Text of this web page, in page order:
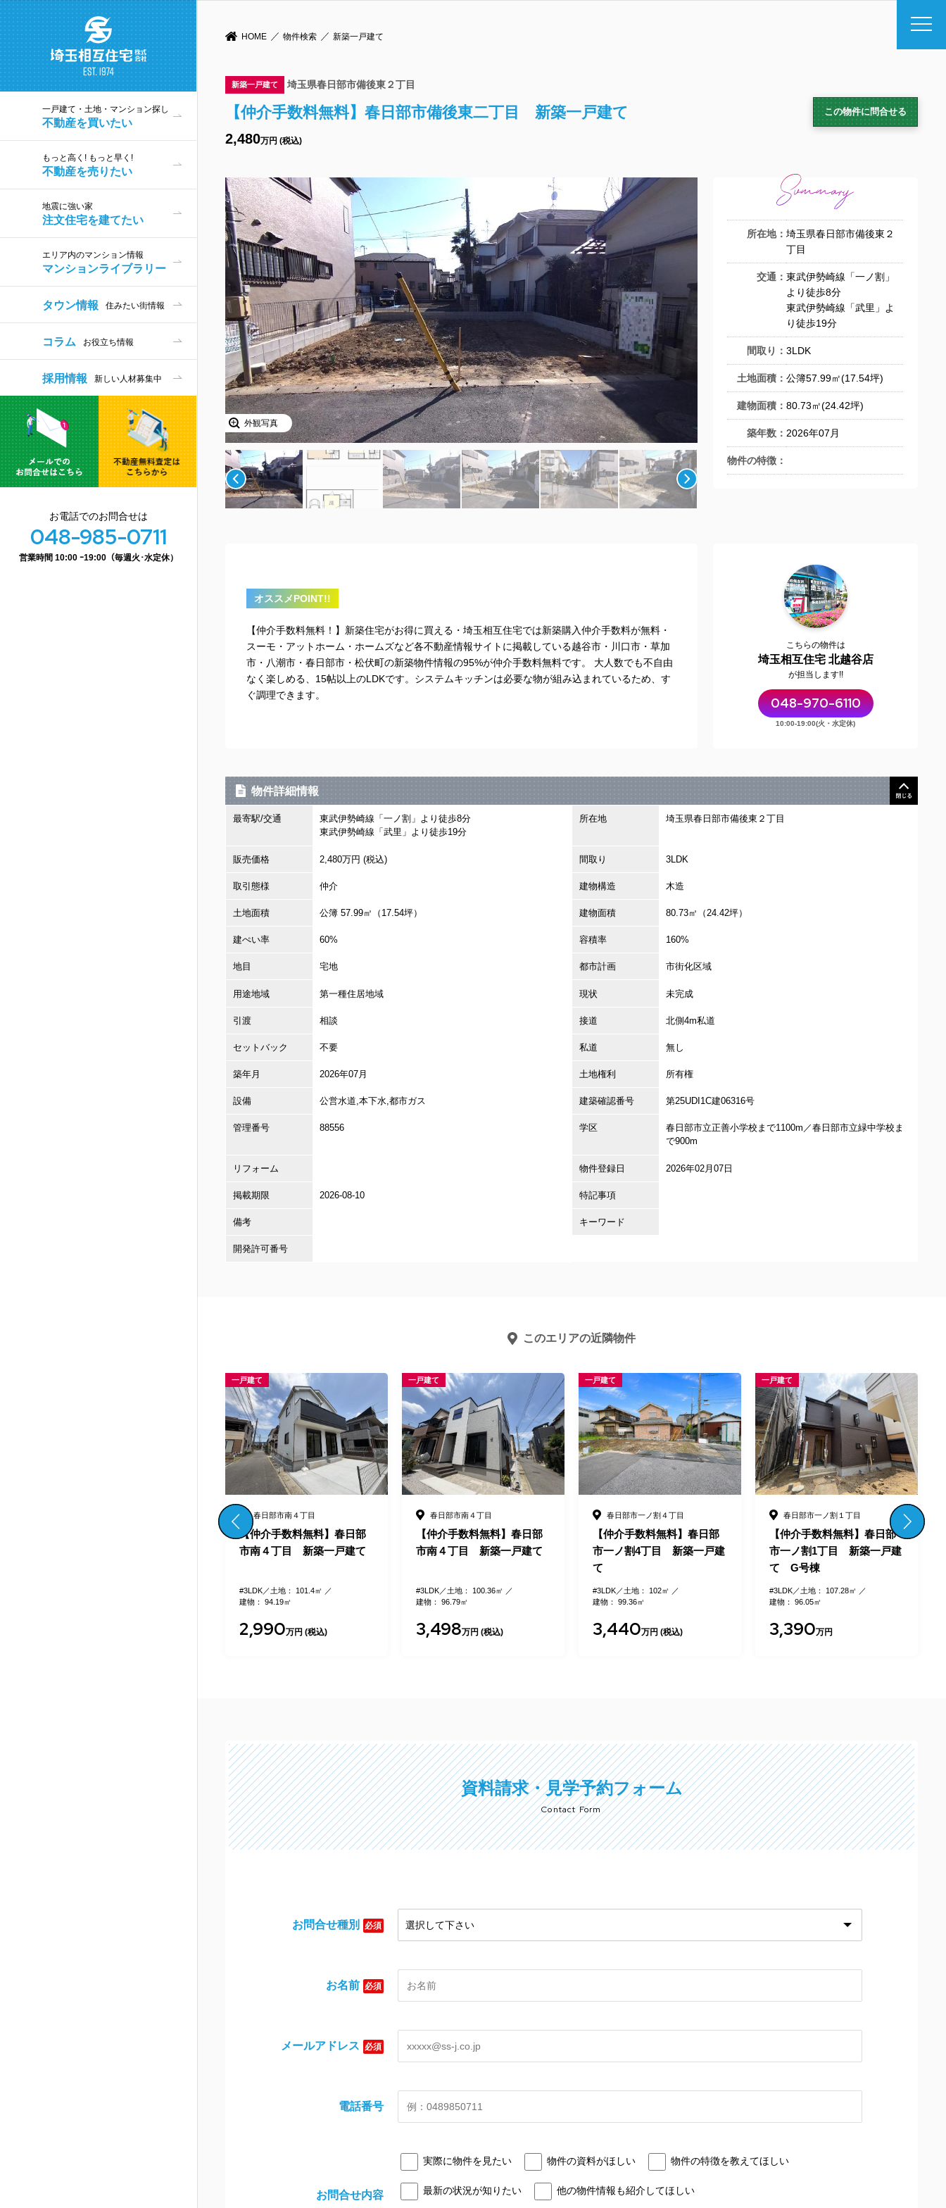
HOME 物件検索 新築一戸建て
新築一戸建て 埼玉県春日部市備後東２丁目
【仲介手数料無料】春日部市備後東二丁目 新築一戸建て
2,480万円 (税込)
この物件に問合せる
採光で開放感あるお部屋！マルエツ一の割店徒歩4
外観写真
所在地：埼玉県春日部市備後東２
丁目
交通：東武伊勢崎線「一ノ割」
より徒歩8分
東武伊勢崎線「武里」よ
り徒歩19分
間取り：3LDK
土地面積：公簿57.99㎡(17.54坪)
建物面積：80.73㎡(24.42坪)
築年数： 2026年07月
物件の特徴：
オススメPOINT!!
【仲介手数料無料！】新築住宅がお得に買える・埼玉相互住宅では新築購入仲介手数料が無料・
スーモ・アットホーム・ホームズなど各不動産情報サイトに掲載している越谷市・川口市・草加
市・八潮市・春日部市・松伏町の新築物件情報の95%が仲介手数料無料です。 大人数でも不自由
なく楽しめる、15帖以上のLDKです。システムキッチンは必要な物が組み込まれているため、す
ぐ調理できます。
こちらの物件は
埼玉相互住宅 北越谷店
が担当します!!
048-970-6110
10:00-19:00(火・水定休)
物件詳細情報
最寄駅/交通
東武伊勢崎線「一ノ割」より徒歩8分
東武伊勢崎線「武里」より徒歩19分
所在地 埼玉県春日部市備後東２丁目
販売価格 2,480万円 (税込) 間取り 3LDK
取引態様 仲介 建物構造 木造
土地面積 公簿 57.99㎡（17.54坪） 建物面積 80.73㎡（24.42坪）
建ぺい率 60% 容積率 160%
地目 宅地 都市計画 市街化区域
用途地域 第一種住居地域 現状 未完成
引渡 相談 接道 北側4m私道
セットバック 不要 私道 無し
築年月 2026年07月 土地権利 所有権
設備 公営水道,本下水,都市ガス 建築確認番号 第25UDI1C建06316号
管理番号 88556 学区
春日部市立正善小学校まで1100m／春日部市立緑中学校ま
で900m
リフォーム 物件登録日 2026年02月07日
掲載期限 2026-08-10 特記事項
備考 キーワード
開発許可番号
このエリアの近隣物件
一戸建て
春日部市南４丁目
【仲介手数料無料】春日部
市南４丁目 新築一戸建て
#3LDK
土地： 100.36㎡
建物： 96.79㎡
3,498万円 (税込)
一戸建て
春日部市一ノ割４丁目
【仲介手数料無料】春日部
市一ノ割4丁目 新築一戸建
#3LDK
土地： 102㎡
建物： 99.36㎡
3,440万円 (税込)
一戸建て
春日部市一ノ割１丁目
【仲介手数料無料】春日部
市一ノ割1丁目 新築一戸建
て G号棟
#3LDK
土地： 107.28㎡
建物： 96.05㎡
3,390万円
一戸建て
春日部市一ノ割１丁目
【仲介手数料無料】春日部
市一ノ割1丁目 新築一戸建
て H号棟
#3LDK
土地： 106.84㎡
建物： 95.64㎡
3,390万円
資料請求・見学予約フォーム
Contact Form
お問合せ種別 必須
お名前 必須
メールアドレス 必須
電話番号
お問合せ内容
実際に物件を見たい 物件の資料がほしい 物件の特徴を教えてほしい
最新の状況が知りたい 他の物件情報も紹介してほしい
一戸建て・土地・マンション探し
不動産を買いたい
もっと高く! もっと早く!
不動産を売りたい
地震に強い家
注文住宅を建てたい
エリア内のマンション情報
マンションライブラリー
住みたい街情報
タウン情報
お役立ち情報
コラム
新しい人材募集中
採用情報
お電話でのお問合せは
048-985-0711
営業時間 10:00 ｰ19:00（毎週火･水定休）